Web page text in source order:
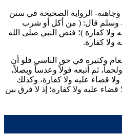
الرواية الصحيحة في سنن
وسلم قال: ( من أكل أو شرب
ولا كفارة )؛ فنص النبي صلى الله
ولا كفارة.
وكثيره في حق الناسي فلو أن
ثم أتبعه فولاً وعدساً وبصلاً،
قضاء عليه ولا كفارة، وكذلك
قضاء عليه ولا كفارة؛ إذ لا فرق بين